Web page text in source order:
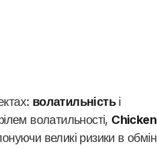
волатильністьі
волатильності, Chicken
великі ризики в обмін